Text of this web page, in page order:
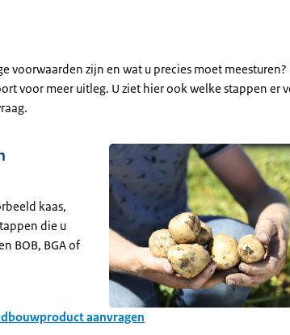
voorwaarden zijn en wat u precies moet
voor meer uitleg. U ziet hier ook welke stappen er
kaas,
die u
BOB, BGA of
aanvragen